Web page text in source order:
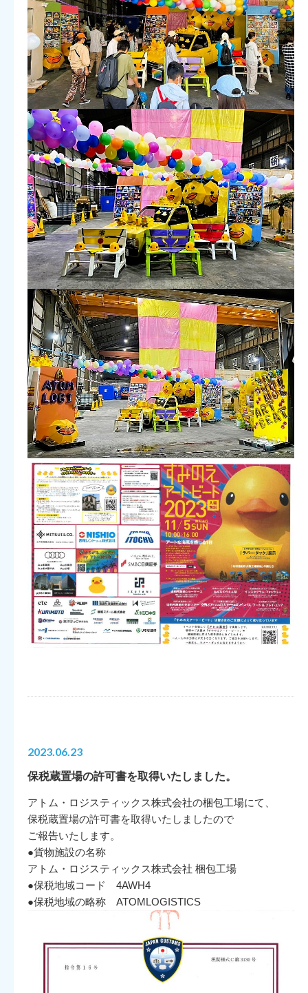
2023.06.23
保税蔵置場の許可書を取得いたしました。
アトム・ロジスティックス株式会社の梱包工場にて、
保税蔵置場の許可書を取得いたしましたので
ご報告いたします。
●貨物施設の名称
アトム・ロジスティックス株式会社 梱包工場
●保税地域コード 4AWH4
●保税地域の略称 ATOMLOGISTICS